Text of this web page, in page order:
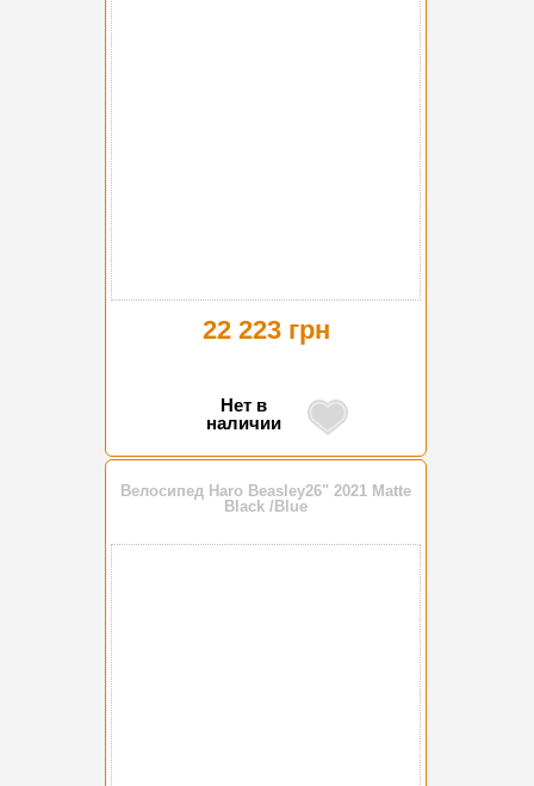
22 223 грн
Нет в
наличии
Велосипед Haro Beasley26" 2021 Matte
Black /Blue